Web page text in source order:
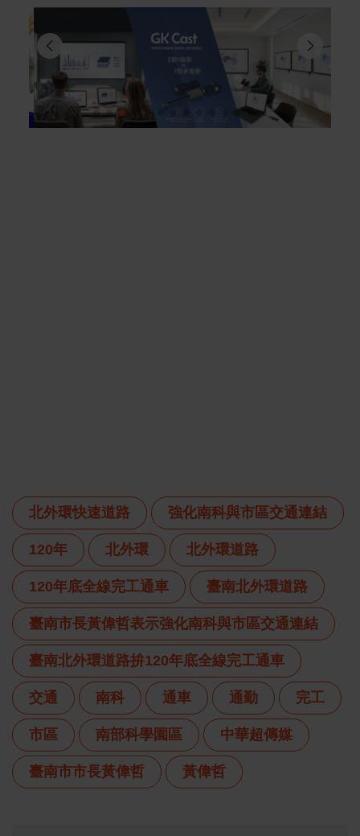
北外環快速道路 強化南科與市區交通連結
120年 北外環 北外環道路
120年底全線完工通車 臺南北外環道路
臺南市長黃偉哲表示強化南科與市區交通連結
臺南北外環道路拚120年底全線完工通車
交通 南科 通車 通勤 完工
市區 南部科學園區 中華超傳媒
臺南市市長黃偉哲 黃偉哲